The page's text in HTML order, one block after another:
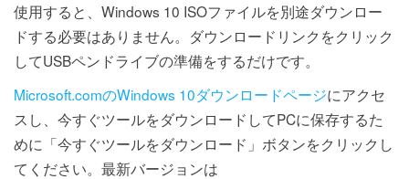
使用すると、Windows 10 ISOファイルを別途ダウンロー
ドする必要はありません。ダウンロードリンクをクリック
してUSBペンドライブの準備をするだけです。
Microsoft.comのWindows 10ダウンロードページにアクセ
スし、今すぐツールをダウンロードしてPCに保存するた
めに「今すぐツールをダウンロード」ボタンをクリックし
てください。最新バージョンは